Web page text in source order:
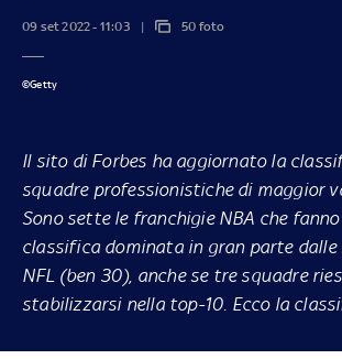
09 set 2022 - 11:03 50 foto
©Getty
Il sito di Forbes ha aggiornato la
squadre professionistiche di maggior
Sono sette le franchigie NBA che
classifica dominata in gran parte dalle
NFL (ben 30), anche se tre squadre
stabilizzarsi nella top-10. Ecco la